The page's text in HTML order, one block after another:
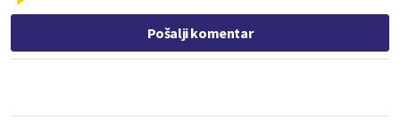
Pošalji komentar